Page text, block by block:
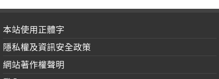
本站使用正體字
隱私權及資訊安全政策
網站著作權聲明